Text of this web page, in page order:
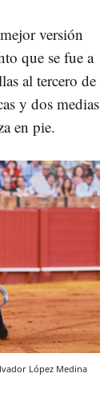
versión
que se fue a
al tercero de
y dos medias
en pie.
López Medina